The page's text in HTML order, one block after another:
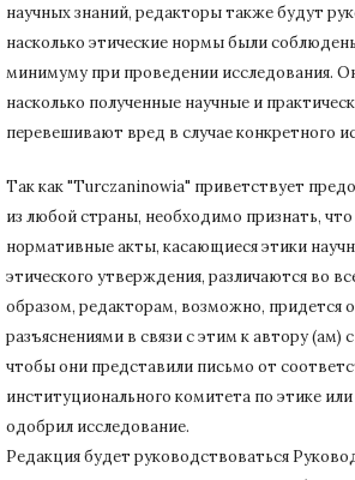
научных знаний, редакторы также будут
насколько этические нормы были
минимуму при проведении исследования.
насколько полученные научные и
перевешивают вред в случае конкретного
Так как "Turczaninowia" приветствует
из любой страны, необходимо признать,
нормативные акты, касающиеся этики
этического утверждения, различаются во
образом, редакторам, возможно, придется
разъяснениями в связи с этим к автору (ам)
чтобы они представили письмо от
институционального комитета по этике
одобрил исследование.
Редакция будет руководствоваться